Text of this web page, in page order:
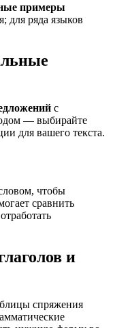
примеры
для ряда языков
с
— выбирайте
для вашего текста.
чтобы
сравнить
и
спряжения